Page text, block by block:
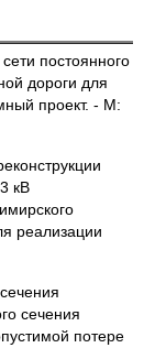
постоянного
дороги для
проект. - М:
кВ
реализации
сечения
потере